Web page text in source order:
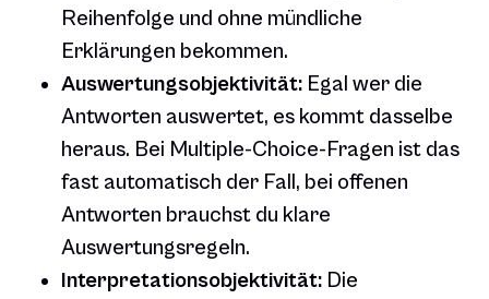
Reihenfolge und ohne mündliche
Erklärungen bekommen.
Auswertungsobjektivität: Egal wer die
Antworten auswertet, es kommt dasselbe
heraus. Bei Multiple-Choice-Fragen ist das
fast automatisch der Fall, bei offenen
Antworten brauchst du klare
Auswertungsregeln.
Interpretationsobjektivität: Die